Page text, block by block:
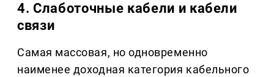
4. Слаботочные кабели и кабели
связи
Самая массовая, но одновременно
наименее доходная категория кабельного